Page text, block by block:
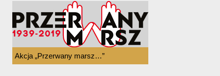
Akcja „Przerwany marsz…”